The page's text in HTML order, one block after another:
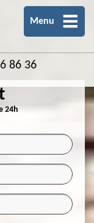
Menu
86 36
24h